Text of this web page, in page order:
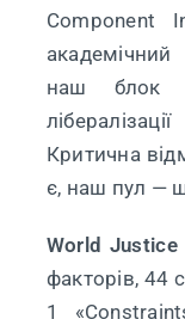
Component
наш блок
Критична
є, наш пул —
World
факторів, 44
1